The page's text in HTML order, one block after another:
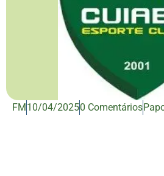
FM10/04/20250 Comentários